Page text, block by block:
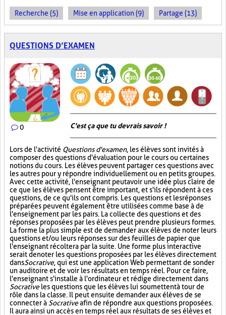
Recherche (5) Mise en application (9) Partage (13)
QUESTIONS D’EXAMEN
0 C'est ça que tu devrais savoir !
Lors de l'activité Questions d'examen, les élèves sont invités à
composer des questions d'évaluation pour le cours ou certaines
notions du cours. Les élèves peuvent partager ces questions avec
les autres pour y répondre individuellement ou en petits groupes.
Avec cette activité, l'enseignant peut avoir une idée plus claire de
ce que les élèves pensent être important, et s'ils répondent à ces
questions, de ce qu'ils ont compris. Les questions et les réponses
préparées peuvent également être utilisées comme base à de
l'enseignement par les pairs. La collecte des questions et des
réponses proposées par les élèves peut prendre plusieurs formes.
La forme la plus simple est de demander aux élèves de noter leurs
questions et/ou leurs réponses sur des feuilles de papier que
l'enseignant récoltera par la suite. Une forme plus interactive
serait de noter les questions proposées par les élèves directement
dansSocrative, qui est une application Web permettant de sonder
un auditoire et de voir les résultats en temps réel. Pour ce faire,
l'enseignant s'installe à l'ordinateur et rédige directement dans
Socrativeles questions que les élèves lui soumettent à tour de
rôle dans la classe. Il peut ensuite demander aux élèves de se
connecter à Socrativeafin de répondre aux questions proposées.
Il aura ainsi un accès en temps réel aux résultats de ses élèves et